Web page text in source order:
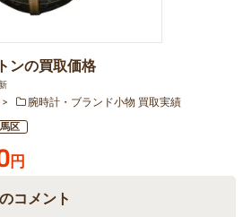
ンの買取価格
腕時計・ブランド小物 買取実績
区
円
コメント